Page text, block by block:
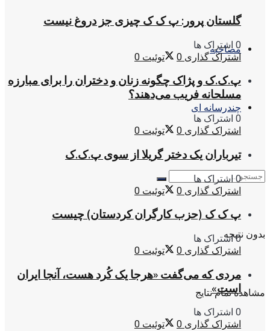
مصاحبه
چندرسانه ای
بدون نتیجه
مشاهده تمام نتایج
گلستان پرور: پ ک ک چیزی جز دروغ نیست
0 اشتراک ها
اشتراک گذاری 0 توئیت 0
پ.ک.ک و پژاک چگونه زنان و دختران را برای مبارزه
مسلحانه فریب می‌دهند؟
0 اشتراک ها
اشتراک گذاری 0 توئیت 0
تیرباران یک دختر گریلا از سوی پ.ک.ک
0 اشتراک ها
اشتراک گذاری 0 توئیت 0
پ ک ک (حزب کارگران کردستان) چیست
0 اشتراک ها
اشتراک گذاری 0 توئیت 0
مردی که می‌گفت «هرجا یک کُرد هست، آنجا ایران
است»
0 اشتراک ها
اشتراک گذاری 0 توئیت 0